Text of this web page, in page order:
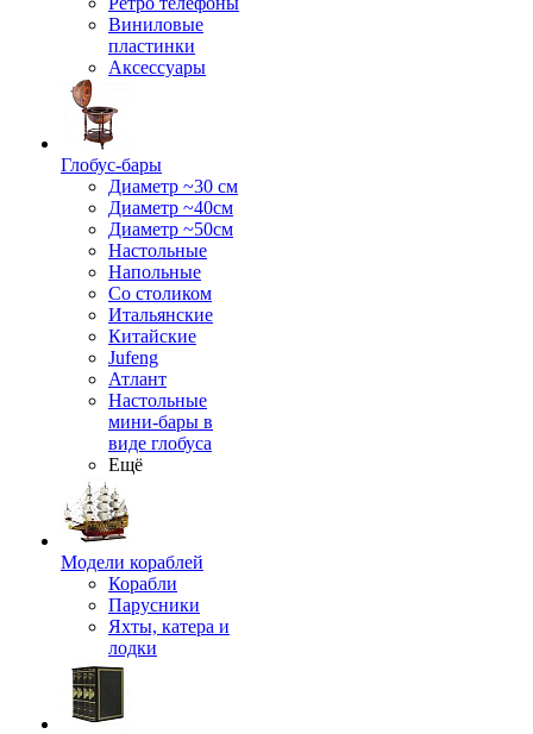
Виниловые
пластинки
Аксессуары
Глобус-бары
Диаметр ~30 см
Диаметр ~40см
Диаметр ~50см
Настольные
Напольные
Со столиком
Итальянские
Китайские
Jufeng
Атлант
Настольные
мини-бары в
виде глобуса
Ещё
Модели кораблей
Корабли
Парусники
Яхты, катера и
лодки